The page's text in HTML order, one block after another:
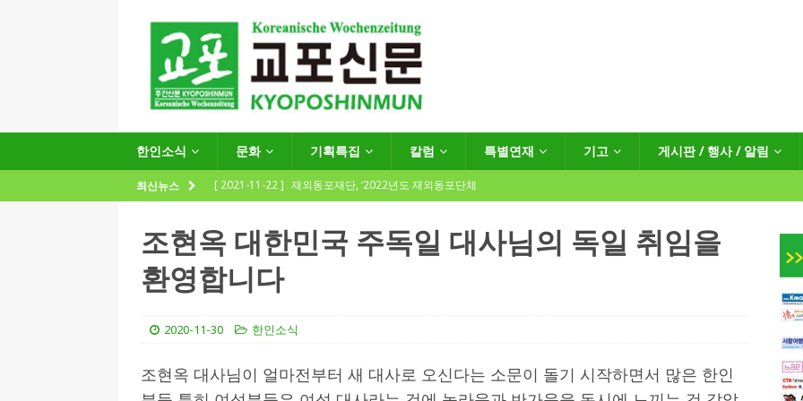
한인소식 문화 기획특집 칼럼 특별연재 기고 게시판 / 행사 / 알림
최신뉴스 [ 2021-11-22 ] 재외동포재단, ‘2022년도 재외동포단체
[ 2021-09-24 ]
함부르크한인회
제57회 정기총회 공고 및 제30대 한인회장선거 공고
(12.14일 기준)
[ 2026-07-27 ] “재독동포와 함께하는 재독일한인체육회로 거듭나겠습니다”
한인소식
[ 2026-07-27 ] KIST 유럽연구소 30돌…“한-EU 협력 ‘가교’ 넘어 혁신 거점으로” 한인소식
조현옥 대한민국 주독일 대사님의 독일 취임을
환영합니다
2020-11-30 한인소식
조현옥 대사님이 얼마전부터 새 대사로 오신다는 소문이 돌기 시작하면서 많은 한인